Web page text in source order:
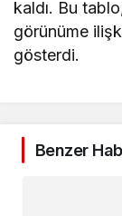
kaldı. Bu
görünüme
gösterdi.
Benzer